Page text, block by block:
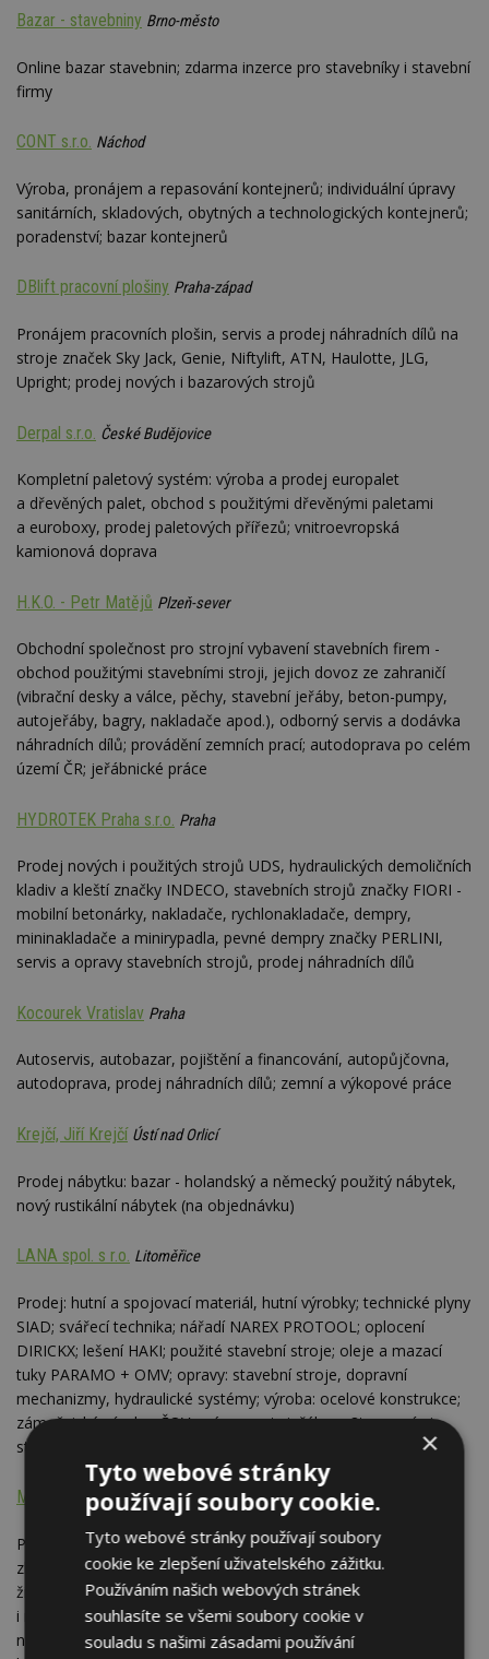
Bazar - stavebniny Brno-město
Online bazar stavebnin; zdarma inzerce pro stavebníky i stavební
firmy
CONT s.r.o. Náchod
Výroba, pronájem a repasování kontejnerů; individuální úpravy
sanitárních, skladových, obytných a technologických kontejnerů;
poradenství; bazar kontejnerů
DBlift pracovní plošiny Praha-západ
Pronájem pracovních plošin, servis a prodej náhradních dílů na
stroje značek Sky Jack, Genie, Niftylift, ATN, Haulotte, JLG,
Upright; prodej nových i bazarových strojů
Derpal s.r.o. České Budějovice
Kompletní paletový systém: výroba a prodej europalet
a dřevěných palet, obchod s použitými dřevěnými paletami
a euroboxy, prodej paletových přířezů; vnitroevropská
kamionová doprava
H.K.O. - Petr Matějů Plzeň-sever
Obchodní společnost pro strojní vybavení stavebních firem -
obchod použitými stavebními stroji, jejich dovoz ze zahraničí
(vibrační desky a válce, pěchy, stavební jeřáby, beton-pumpy,
autojeřáby, bagry, nakladače apod.), odborný servis a dodávka
náhradních dílů; provádění zemních prací; autodoprava po celém
území ČR; jeřábnické práce
HYDROTEK Praha s.r.o. Praha
Prodej nových i použitých strojů UDS, hydraulických demoličních
kladiv a kleští značky INDECO, stavebních strojů značky FIORI -
mobilní betonárky, nakladače, rychlonakladače, dempry,
mininakladače a minirypadla, pevné dempry značky PERLINI,
servis a opravy stavebních strojů, prodej náhradních dílů
Kocourek Vratislav Praha
Autoservis, autobazar, pojištění a financování, autopůjčovna,
autodoprava, prodej náhradních dílů; zemní a výkopové práce
Krejčí, Jiří Krejčí Ústí nad Orlicí
Prodej nábytku: bazar - holandský a německý použitý nábytek,
nový rustikální nábytek (na objednávku)
LANA spol. s r.o. Litoměřice
Prodej: hutní a spojovací materiál, hutní výrobky; technické plyny
SIAD; svářecí technika; nářadí NAREX PROTOOL; oplocení
DIRICKX; lešení HAKI; použité stavební stroje; oleje a mazací
tuky PARAMO + OMV; opravy: stavební stroje, dopravní
mechanizmy, hydraulické systémy; výroba: ocelové konstrukce;
zámečnická výroba; ČOV; práce s autojeřábem 8t, zemními
stroji; půjčovna lešení HAKI
Megabazar Čertík Praha
Prodej kvalitního použitého a i nového nábytku a spotřebního
zboží: kuchyně, ložnice, postele, skříně, sedačky, rohové lavice,
židle, kancelářský nábytek, sběratelské kousky, zařízení do bytu
i na chalupu, kompletní vybavení domácnosti, jednoduchý
nábytek i rustikální skvosty, dekorativní doplňky , jídelní
×
Tyto webové stránky
používají soubory cookie.
Tyto webové stránky používají soubory
cookie ke zlepšení uživatelského zážitku.
Používáním našich webových stránek
souhlasíte se všemi soubory cookie v
souladu s našimi zásadami používání